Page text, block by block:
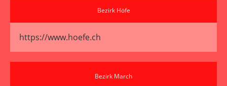
Bezirk Höfe
https://www.hoefe.ch
Bezirk March